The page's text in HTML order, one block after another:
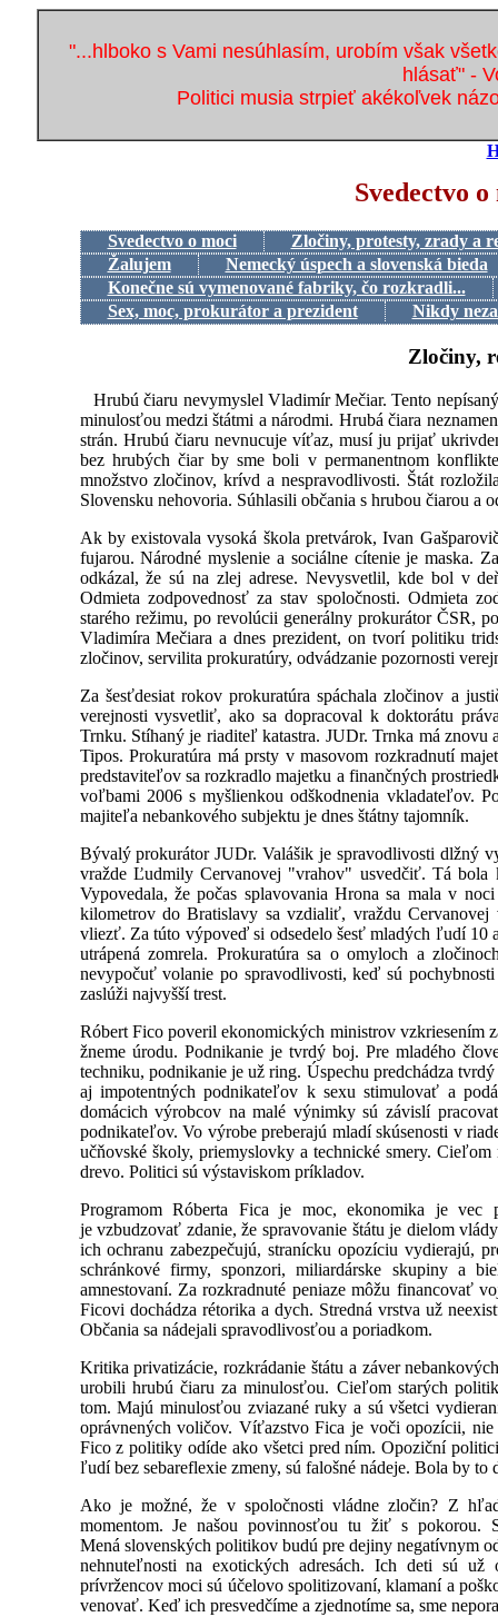
"...hlboko s Vami nesúhlasím, urobím však
hlásať" -
Politici musia strpieť akékoľvek
Svedectvo
Svedectvo o moci
Zločiny, protesty, zrady a
Žalujem
Nemecký úspech a slovenská bieda
Konečne sú vymenované fabriky, čo rozkradli...
Sex, moc, prokurátor a prezident
Nikdy
Zločiny,
Hrubú čiaru nevymyslel Vladimír Mečiar. Tento
minulosťou medzi štátmi a národmi. Hrubá čiara
strán. Hrubú čiaru nevnucuje víťaz, musí ju prijať
bez hrubých čiar by sme boli v permanentnom
množstvo zločinov, krívd a nespravodlivosti. Štát
Slovensku nehovoria. Súhlasili občania s hrubou čiarou a
Ak by existovala vysoká škola pretvárok, Ivan
fujarou. Národné myslenie a sociálne cítenie je maska.
odkázal, že sú na zlej adrese. Nevysvetlil, kde bol v
Odmieta zodpovednosť za stav spoločnosti. Odmieta
starého režimu, po revolúcii generálny prokurátor ČSR,
Vladimíra Mečiara a dnes prezident, on tvorí politiku
zločinov, servilita prokuratúry, odvádzanie pozornosti
Za šesťdesiat rokov prokuratúra spáchala zločinov a
verejnosti vysvetliť, ako sa dopracoval k doktorátu
Trnku. Stíhaný je riaditeľ katastra. JUDr. Trnka má
Tipos. Prokuratúra má prsty v masovom rozkradnutí
predstaviteľov sa rozkradlo majetku a finančných
voľbami 2006 s myšlienkou odškodnenia vkladateľov.
majiteľa nebankového subjektu je dnes štátny tajomník.
Bývalý prokurátor JUDr. Valášik je spravodlivosti dlžný
vražde Ľudmily Cervanovej "vrahov" usvedčiť. Tá bola
Vypovedala, že počas splavovania Hrona sa mala v
kilometrov do Bratislavy sa vzdialiť, vraždu
vliezť. Za túto výpoveď si odsedelo šesť mladých ľudí 10
utrápená zomrela. Prokuratúra sa o omyloch a
nevypočuť volanie po spravodlivosti, keď sú
zaslúži najvyšší trest.
Róbert Fico poveril ekonomických ministrov vzkriesením
žneme úrodu. Podnikanie je tvrdý boj. Pre mladého
techniku, podnikanie je už ring. Úspechu predchádza
aj impotentných podnikateľov k sexu stimulovať a
domácich výrobcov na malé výnimky sú závislí
podnikateľov. Vo výrobe preberajú mladí skúsenosti v
učňovské školy, priemyslovky a technické smery.
drevo. Politici sú výstaviskom príkladov.
Programom Róberta Fica je moc, ekonomika je vec
je vzbudzovať zdanie, že spravovanie štátu je dielom
ich ochranu zabezpečujú, stranícku opozíciu vydierajú,
schránkové firmy, sponzori, miliardárske skupiny a
amnestovaní. Za rozkradnuté peniaze môžu financovať
Ficovi dochádza rétorika a dych. Stredná vrstva už
Občania sa nádejali spravodlivosťou a poriadkom.
Kritika privatizácie, rozkrádanie štátu a záver
urobili hrubú čiaru za minulosťou. Cieľom starých
tom. Majú minulosťou zviazané ruky a sú všetci
oprávnených voličov. Víťazstvo Fica je voči opozícii,
Fico z politiky odíde ako všetci pred ním. Opoziční
ľudí bez sebareflexie zmeny, sú falošné nádeje. Bola by
Ako je možné, že v spoločnosti vládne zločin? Z
momentom. Je našou povinnosťou tu žiť s pokorou.
Mená slovenských politikov budú pre dejiny negatívnym
nehnuteľnosti na exotických adresách. Ich deti sú už
prívržencov moci sú účelovo spolitizovaní, klamaní a
venovať. Keď ich presvedčíme a zjednotíme sa, sme